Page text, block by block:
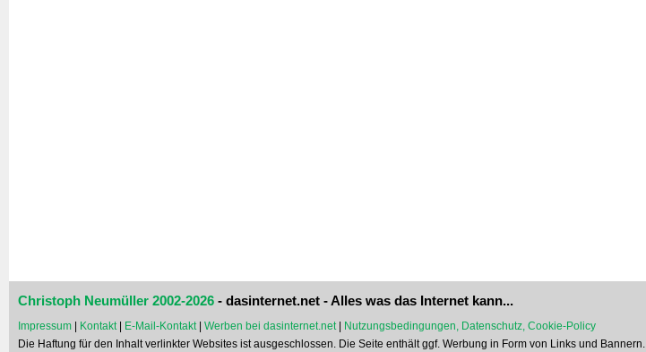
Christoph Neumüller 2002-2026 - dasinternet.net - Alles was das Internet kann...
Impressum Kontakt| E-Mail-Kontakt| Werben bei dasinternet.net|
Nutzungsbedingungen, Datenschutz, Cookie-Policy
Die Haftung für den Inhalt verlinkter Websites ist ausgeschlossen. Die Seite enthält ggf. Werbung in Form von Links und Bannern.